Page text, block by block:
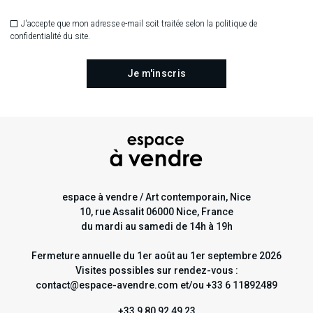
J'accepte que mon adresse e-mail soit traitée selon la politique de
confidentialité du site.
espace à vendre / Art contemporain, Nice
10, rue Assalit 06000 Nice, France
du mardi au samedi de 14h à 19h
Fermeture annuelle du 1er août au 1er septembre 2026
Visites possibles sur rendez-vous :
contact@espace-avendre.com et/ou +33 6 11892489